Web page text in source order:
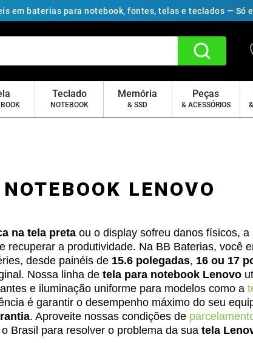
em baterias para notebook, fontes, telas e teclados — Só
Teclado
NOTEBOOK
Memória
& SSD
Peças
& ACESSÓRIOS
LENOVO
na tela preta ou o display sofreu danos físicos,
recuperar a produtividade. Na BB Baterias, você
desde painéis de 15.6 polegadas, 16 ou 17
Nossa linha detela para notebook Lenovo
e iluminação uniforme para modelos como a
é garantir o desempenho máximo do seu
. Aproveite nossas condições de
Brasil para resolver o problema da suatela